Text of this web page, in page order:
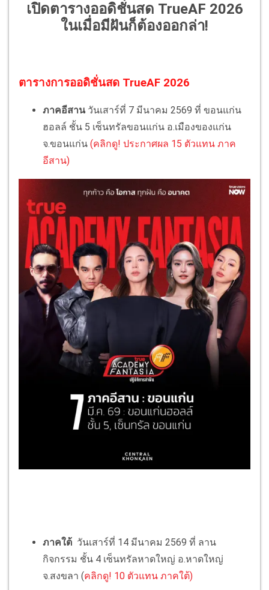
เปิดตารางออดิชั่นสด TrueAF 2026
ในเมื่อมีฝันก็ต้องออกล่า!
ตารางการออดิชั่นสด TrueAF 2026
ภาคอีสานวันเสาร์ที่ 7 มีนาคม 2569 ที่ ขอนแก่น
ฮอลล์ ชั้น 5 เซ็นทรัลขอนแก่น อ.เมืองของแก่น
จ.ขอนแก่น (คลิกดู! ประกาศผล 15 ตัวแทน ภาค
อีสาน)
ภาคใต้ วันเสาร์ที่ 14 มีนาคม 2569 ที่ ลาน
กิจกรรม ชั้น 4 เซ็นทรัลหาดใหญ่ อ.หาดใหญ่
จ.สงขลา (คลิกดู! 10 ตัวแทน ภาคใต้)